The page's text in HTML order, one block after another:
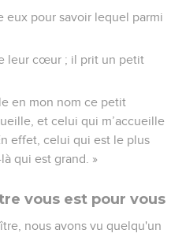
eux pour savoir lequel parmi
leur cœur ; il prit un petit
en mon nom ce petit
et celui qui m’accueille
effet, celui qui est le plus
qui est grand. »
vous est pour vous
nous avons vu quelqu'un